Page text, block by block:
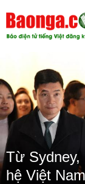
Từ
hệ Việt